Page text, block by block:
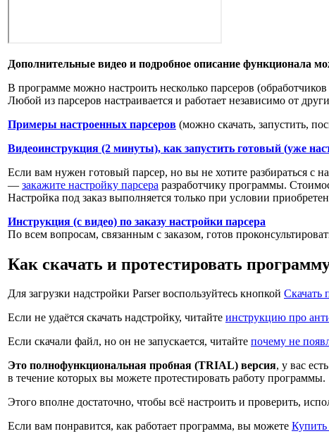
Дополнительные видео и подробное описание функционала
В программе можно настроить несколько парсеров (обработчиков
Любой из парсеров настраивается и работает независимо от
Примеры настроенных парсеров (можно скачать, запустить,
Видеоинструкция (2 минуты), как запустить готовый (уже
Если вам нужен готовый парсер, но вы не хотите разбираться с
— закажите настройку парсера разработчику программы.
Настройка под заказ выполняется только при условии
Инструкция (с видео) по заказу настройки парсера
По всем вопросам, связанным с заказом, готов
Как скачать и протестировать
Для загрузки надстройки Parser воспользуйтесь кнопкой Скачать
Если не удаётся скачать надстройку, читайте инструкцию про
Если скачали файл, но он не запускается, читайте почему не
Это полнофункциональная пробная (TRIAL) версия, у вас есть
в течение которых вы можете протестировать работу программы.
Этого вполне достаточно, чтобы всё настроить и проверить,
Если вам понравится, как работает программа, вы можете